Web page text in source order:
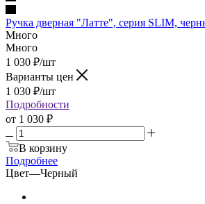
Ручка дверная "Латте", серия SLIM,
Много
Много
1 030 ₽/шт
Варианты цен
1 030 ₽/шт
Подробности
от 1 030 ₽
В корзину
Подробнее
Цвет—Черный